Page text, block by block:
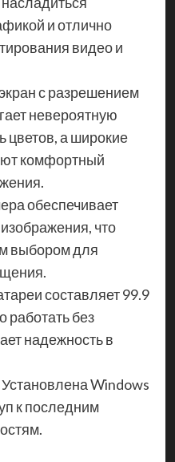
и отлично
видео и
с разрешением
невероятную
цветов, а широкие
комфортный
обеспечивает
что
выбором для
составляет 99.9
работать без
надежность в
Windows
к последним